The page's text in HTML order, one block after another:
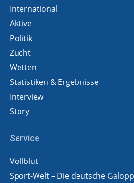
International
Aktive
Politik
Zucht
Wetten
Statistiken & Ergebnisse
Interview
Story
Service
Vollblut
Sport-Welt – Die deutsche